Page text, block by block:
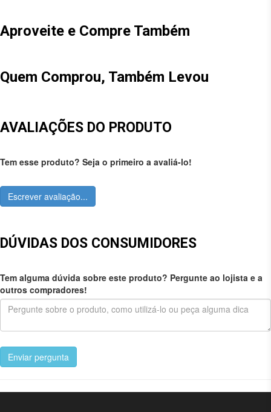
Aproveite e Compre Também
Quem Comprou, Também Levou
AVALIAÇÕES DO PRODUTO
Tem esse produto? Seja o primeiro a avaliá-lo!
Escrever avaliação...
DÚVIDAS DOS CONSUMIDORES
Tem alguma dúvida sobre este produto? Pergunte ao lojista e a
outros compradores!
Enviar pergunta